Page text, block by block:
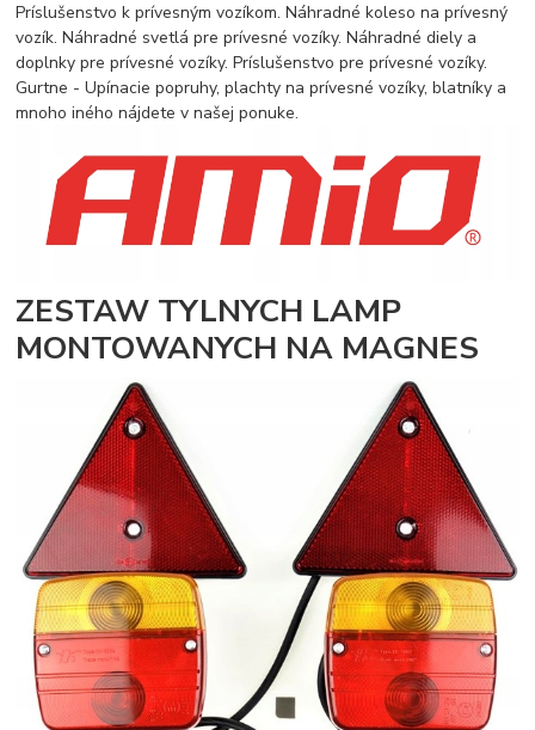
Príslušenstvo k prívesným vozíkom. Náhradné koleso na prívesný
vozík. Náhradné svetlá pre prívesné vozíky. Náhradné diely a
doplnky pre prívesné vozíky. Príslušenstvo pre prívesné vozíky.
Gurtne - Upínacie popruhy, plachty na prívesné vozíky, blatníky a
mnoho iného nájdete v našej ponuke.
ZESTAW TYLNYCH LAMP
MONTOWANYCH NA MAGNES